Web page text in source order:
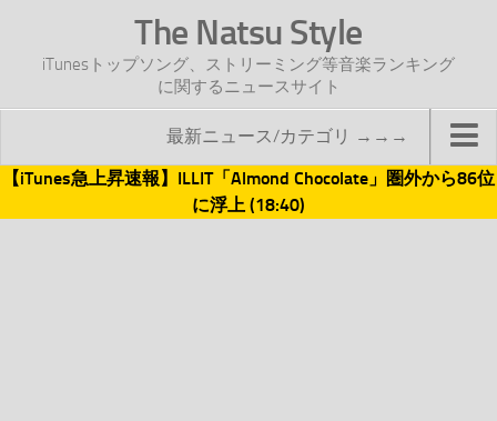
The Natsu Style
iTunesトップソング、ストリーミング等音楽ランキング
に関するニュースサイト
最新ニュース/カテゴリ →→→
TOP
【iTunes急上昇速報】ILLIT「Almond Chocolate」圏外から86位
に浮上 (18:40)